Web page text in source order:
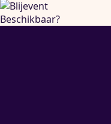
Beschikbaar?